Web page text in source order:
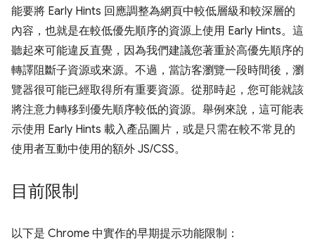
能要將 Early Hints 回應調整為網頁中較低層級和較深層的
內容，也就是在較低優先順序的資源上使用 Early Hints。這
聽起來可能違反直覺，因為我們建議您著重於高優先順序的
轉譯阻斷子資源或來源。不過，當訪客瀏覽一段時間後，瀏
覽器很可能已經取得所有重要資源。從那時起，您可能就該
將注意力轉移到優先順序較低的資源。舉例來說，這可能表
示使用 Early Hints 載入產品圖片，或是只需在較不常見的
使用者互動中使用的額外 JS/CSS。
目前限制
以下是 Chrome 中實作的早期提示功能限制：